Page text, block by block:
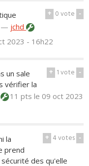
+ 0vote -
— jchd
2023 - 16h22
+ 1vote -
un sale
vérifier la
11 ptsle 09 oct 2023
+ 4votes -
la
prend
des qu'elle